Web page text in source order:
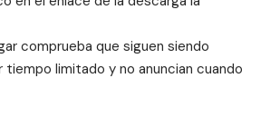
comprueba que siguen siendo
limitado y no anuncian cuando